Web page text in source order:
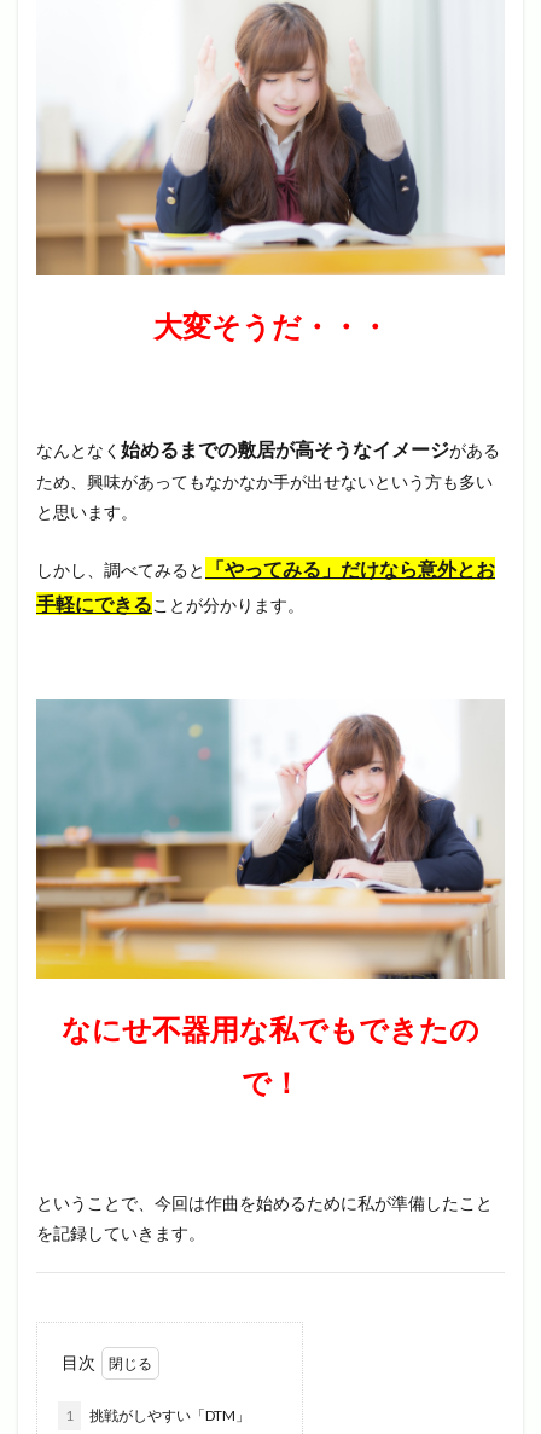
大変そうだ・・・
なんとなく 始めるまでの敷居が高そうなイメージがある
ため、興味があってもなかなか手が出せないという方も多い
と思います。
しかし、調べてみると
「やってみる」だけなら意外とお
手軽にできることが分かります。
なにせ不器用な私でもできたの
で！
ということで、今回は作曲を始めるために私が準備したこと
を記録していきます。
目次
1 挑戦がしやすい「DTM」